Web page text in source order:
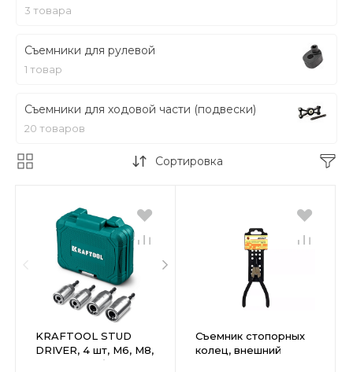
3 товара
Съемники для рулевой
1 товар
Съемники для ходовой части (подвески)
20 товаров
Сортировка
KRAFTOOL STUD
DRIVER, 4 шт, М6, М8,
М10, М12, набор
Съемник стопорных
колец, внешний